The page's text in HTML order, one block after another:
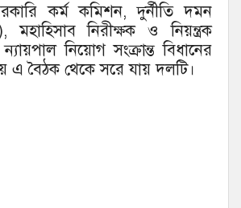
কর্ম কমিশন, দুর্নীতি দমন
নিরীক্ষক ও নিয়ন্ত্রক
নিয়োগ সংক্রান্ত বিধানের
বৈঠক থেকে সরে যায় দলটি।